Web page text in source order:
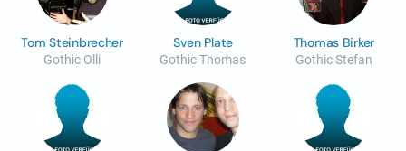
Tom Steinbrecher
Gothic Olli
Sven Plate
Gothic Thomas
Thomas Birker
Gothic Stefan